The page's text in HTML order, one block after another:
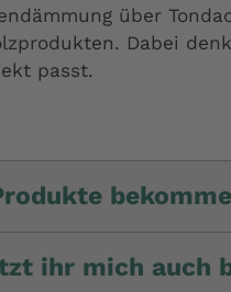
über
Dabei
passt.
ihr mich auch